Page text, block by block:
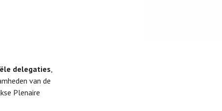
delegaties,
van de
Plenaire